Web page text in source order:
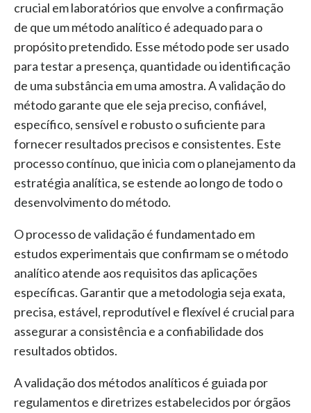
crucial em laboratórios que envolve a confirmação
de que um método analítico é adequado para o
propósito pretendido. Esse método pode ser usado
para testar a presença, quantidade ou identificação
de uma substância em uma amostra. A validação do
método garante que ele seja preciso, confiável,
específico, sensível e robusto o suficiente para
fornecer resultados precisos e consistentes. Este
processo contínuo, que inicia com o planejamento da
estratégia analítica, se estende ao longo de todo o
desenvolvimento do método.
O processo de validação é fundamentado em
estudos experimentais que confirmam se o método
analítico atende aos requisitos das aplicações
específicas. Garantir que a metodologia seja exata,
precisa, estável, reprodutível e flexível é crucial para
assegurar a consistência e a confiabilidade dos
resultados obtidos.
A validação dos métodos analíticos é guiada por
regulamentos e diretrizes estabelecidos por órgãos